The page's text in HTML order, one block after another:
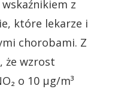
z
które lekarze i
chorobami. Z
że wzrost
o 10 µg/m³